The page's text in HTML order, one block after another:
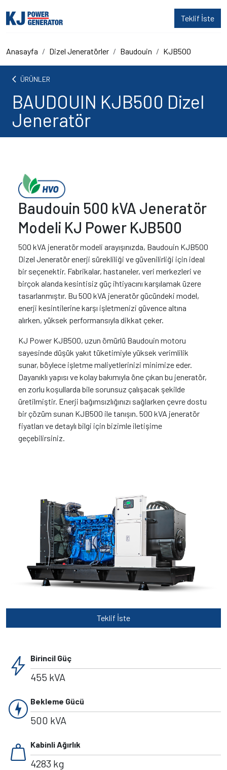
Teklif İste
Anasayfa Dizel Jeneratörler Baudouin KJB500
arrow_back_ios ÜRÜNLER
BAUDOUIN KJB500 Dizel
Jeneratör
Baudouin 500 kVA Jeneratör
Modeli KJ Power KJB500
500 kVA jeneratör modeli arayışınızda, Baudouin KJB500
Dizel Jeneratör enerji sürekliliği ve güvenilirliği için ideal
bir seçenektir. Fabrikalar, hastaneler, veri merkezleri ve
birçok alanda kesintisiz güç ihtiyacını karşılamak üzere
tasarlanmıştır. Bu 500 kVA jeneratör gücündeki model,
enerji kesintilerine karşı işletmenizi güvence altına
alırken, yüksek performansıyla dikkat çeker.
KJ Power KJB500, uzun ömürlü Baudouin motoru
sayesinde düşük yakıt tüketimiyle yüksek verimlilik
sunar, böylece işletme maliyetlerinizi minimize eder.
Dayanıklı yapısı ve kolay bakımıyla öne çıkan bu jeneratör,
en zorlu koşullarda bile sorunsuz çalışacak şekilde
üretilmiştir. Enerji bağımsızlığınızı sağlarken çevre dostu
bir çözüm sunan KJB500 ile tanışın. 500 kVA jeneratör
fiyatları ve detaylı bilgi için bizimle iletişime
geçebilirsiniz.
Teklif İste
bolt Birincil Güç
455 kVA
charger Bekleme Gücü
500 kVA
weight Kabinli Ağırlık
4283 kg